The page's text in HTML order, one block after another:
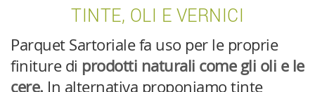
TINTE, OLI E VERNICI
Parquet Sartoriale fa uso per le proprie
finiture di prodotti naturali come gli oli e le
cere. In alternativa proponiamo tinte